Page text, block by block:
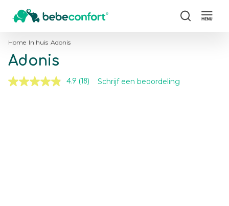
Zoeken
Home In huis Adonis
Adonis
4.9 Lees
(18) Schrijf een beoordeling